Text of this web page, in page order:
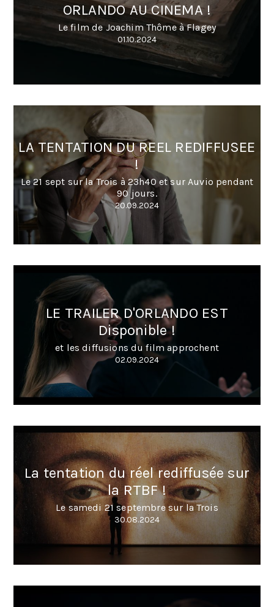
ORLANDO AU CINEMA !
Le film de Joachim Thôme à Flagey
01.10.2024
LA TENTATION DU REEL REDIFFUSEE
!
Le 21 sept sur la Trois à 23h40 et sur Auvio pendant
90 jours.
20.09.2024
LE TRAILER D'ORLANDO EST
Disponible !
et les diffusions du film approchent
02.09.2024
La tentation du réel rediffusée sur
la RTBF !
Le samedi 21 septembre sur la Trois
30.08.2024